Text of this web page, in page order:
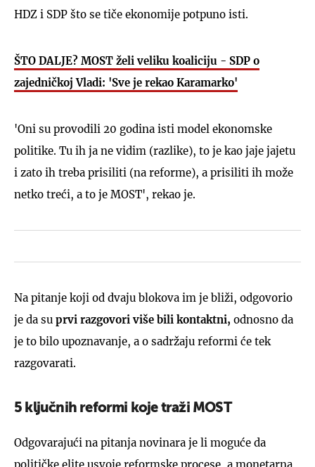
HDZ i SDP što se tiče ekonomije potpuno isti.
ŠTO DALJE? MOST želi veliku koaliciju - SDP o
zajedničkoj Vladi: 'Sve je rekao Karamarko'
'Oni su provodili 20 godina isti model ekonomske
politike. Tu ih ja ne vidim (razlike), to je kao jaje jajetu
i zato ih treba prisiliti (na reforme), a prisiliti ih može
netko treći, a to je MOST', rekao je.
Na pitanje koji od dvaju blokova im je bliži, odgovorio
je da su prvi razgovori više bili kontaktni, odnosno da
je to bilo upoznavanje, a o sadržaju reformi će tek
razgovarati.
5 ključnih reformi koje traži MOST
Odgovarajući na pitanja novinara je li moguće da
političke elite usvoje reformske procese, a monetarna